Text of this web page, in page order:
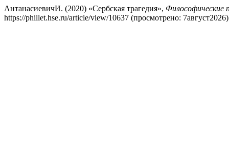
АнтанасиевичИ. (2020) «Сербская трагедия», Философические
https://phillet.hse.ru/article/view/10637 (просмотрено: